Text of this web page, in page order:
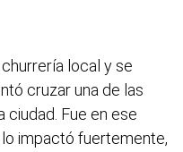
local y se
cruzar una de las
ciudad. Fue en ese
impactó fuertemente,